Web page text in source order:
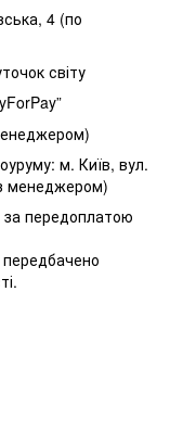
4 (по
світу
м. Київ, вул.
менеджером)
за передоплатою